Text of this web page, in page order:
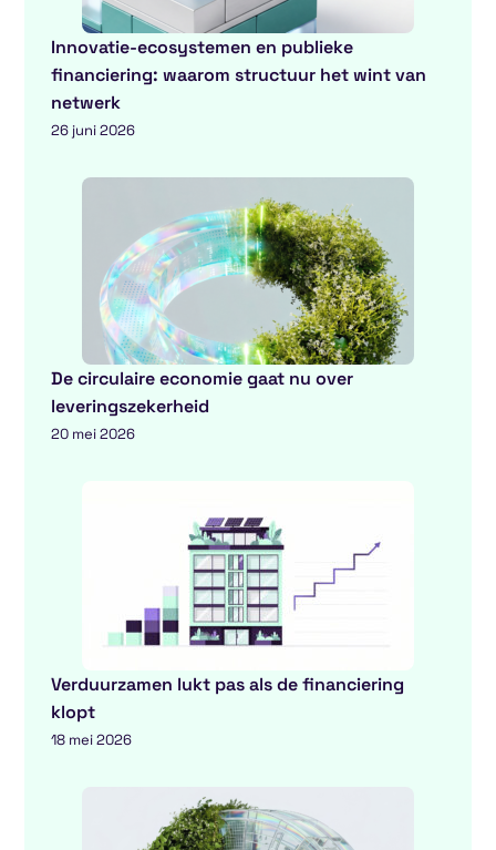
Innovatie-ecosystemen en publieke
financiering: waarom structuur het wint van
netwerk
26 juni 2026
De circulaire economie gaat nu over
leveringszekerheid
20 mei 2026
Verduurzamen lukt pas als de financiering
klopt
18 mei 2026